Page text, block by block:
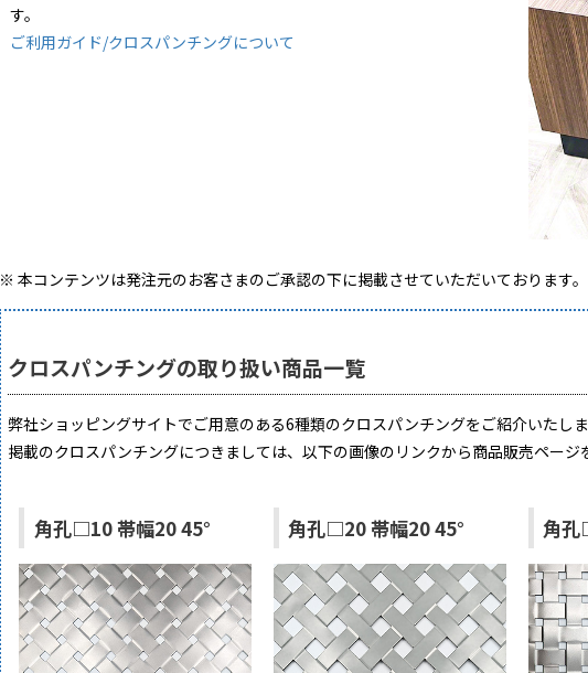
す。
ご利用ガイド/クロスパンチングについて
※ 本コンテンツは発注元のお客さまのご承認の下に掲載させていただいております。
クロスパンチングの取り扱い商品一覧
弊社ショッピングサイトでご用意のある6種類のクロスパンチングをご紹介いたし
掲載のクロスパンチングにつきましては、以下の画像のリンクから商品販売ページ
角孔□10 帯幅20 45° 角孔□20 帯幅20 45° 角